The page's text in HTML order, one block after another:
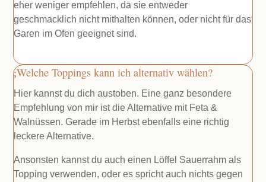
eher weniger empfehlen, da sie entweder
geschmacklich nicht mithalten können, oder nicht für das
Garen im Ofen geeignet sind.
Welche Toppings kann ich alternativ wählen?
Hier kannst du dich austoben. Eine ganz besondere
Empfehlung von mir ist die Alternative mit Feta &
Walnüssen. Gerade im Herbst ebenfalls eine richtig
leckere Alternative.
Ansonsten kannst du auch einen Löffel Sauerrahm als
Topping verwenden, oder es spricht auch nichts gegen